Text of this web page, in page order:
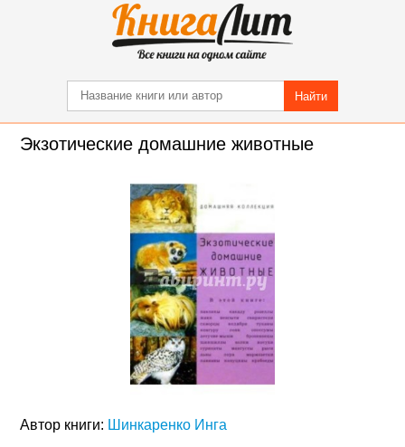
Найти
Экзотические домашние животные
Автор книги: Шинкаренко Инга